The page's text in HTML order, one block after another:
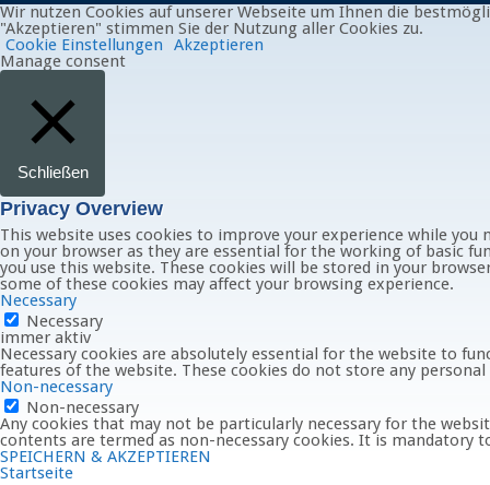
Wir nutzen Cookies auf unserer Webseite um Ihnen die
"Akzeptieren" stimmen Sie der Nutzung aller Cookies zu.
Cookie Einstellungen
Akzeptieren
Manage consent
Schließen
Privacy Overview
This website uses cookies to improve your experience while
on your browser as they are essential for the working of basic
you use this website. These cookies will be stored in your
some of these cookies may affect your browsing experience.
Necessary
Necessary
immer aktiv
Necessary cookies are absolutely essential for the website to
features of the website. These cookies do not store any
Non-necessary
Non-necessary
Any cookies that may not be particularly necessary for the
contents are termed as non-necessary cookies. It is
SPEICHERN & AKZEPTIEREN
Startseite